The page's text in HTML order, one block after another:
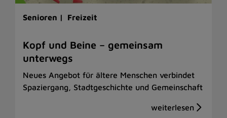
Senioren | Freizeit
Kopf und Beine – gemeinsam
unterwegs
Neues Angebot für ältere Menschen verbindet
Spaziergang, Stadtgeschichte und Gemeinschaft